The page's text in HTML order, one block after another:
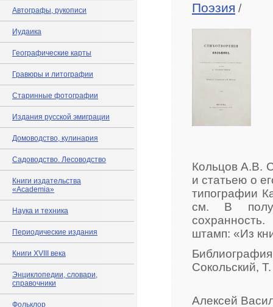
Автографы, рукописи
Иудаика
Географические карты
Гравюры и литографии
Старинные фотографии
Издания русской эмиграции
Домоводство, кулинария
Садоводство. Лесоводство
Книги издательства
«Academia»
Наука и техника
Периодические издания
Книги XVIII века
Энциклопедии, словари,
справочники
Фольклор
Поэзия /
Кольцов А.В.
и статьею о
типографии
см. В
штамп: «Из
Сокольский,
Алексей